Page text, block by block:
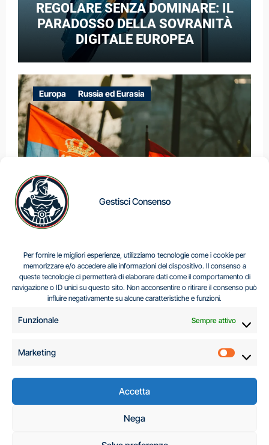
Gestisci Consenso
Per fornire le migliori esperienze, utilizziamo tecnologie come i cookie per
memorizzare e/o accedere alle informazioni del dispositivo. Il consenso a
queste tecnologie ci permetterà di elaborare dati come il comportamento di
navigazione o ID unici su questo sito. Non acconsentire o ritirare il consenso può
influire negativamente su alcune caratteristiche e funzioni.
Funzionale Sempre attivo
Marketing
Accetta
Nega
REGOLARE SENZA DOMINARE: IL
PARADOSSO DELLA SOVRANITÀ
DIGITALE EUROPEA
Europa Russia ed Eurasia
Centro Analisi e Studi Italus © Tutti i diritti riservati
C.A.S.I. – Centro
Analisi e Studi Italus